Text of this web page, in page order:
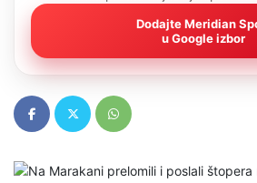
Dodajte Meridian
u Google izbor